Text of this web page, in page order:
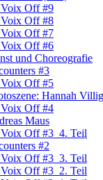
Off #9
Off #8
Off #7
Off #6
und Choreografie
#3
Off #5
Hannah
Off #4
Maus
Off #3_4. Teil
#2
Off #3_3. Teil
Off #3_2. Teil